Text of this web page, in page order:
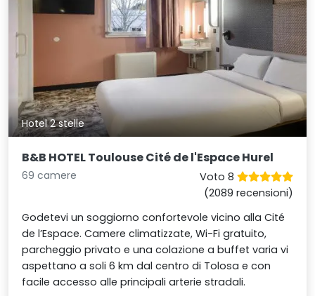
Hotel 2 stelle
B&B HOTEL Toulouse Cité de l'Espace Hurel
69 camere
Voto 8
(2089 recensioni)
Godetevi un soggiorno confortevole vicino alla Cité
de l’Espace. Camere climatizzate, Wi-Fi gratuito,
parcheggio privato e una colazione a buffet varia vi
aspettano a soli 6 km dal centro di Tolosa e con
facile accesso alle principali arterie stradali.